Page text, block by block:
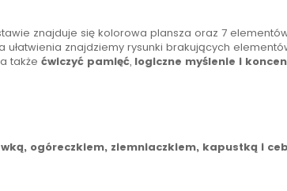
znajduje się kolorowa plansza oraz 7
znajdziemy rysunki brakujących
także ćwiczyć pamięć, logiczne myślenie i
ogóreczkiem, ziemniaczkiem, kapustką i